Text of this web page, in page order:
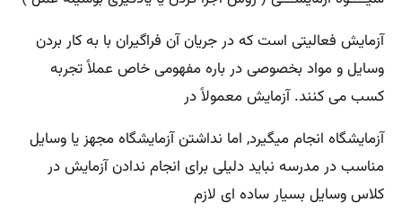
آزمایش فعالیتی است که در جریان آن فراگیران با به کار بردن
وسایل و مواد بخصوصی در باره مفهومی خاص عملاً تجربه
کسب می کنند. آزمایش معمولاً در
آزمایشگاه انجام میگیرد, اما نداشتن آزمایشگاه مجهز یا وسایل
مناسب در مدرسه نباید دلیلی برای انجام ندادن آزمایش در
کلاس وسایل بسیار ساده ای لازم